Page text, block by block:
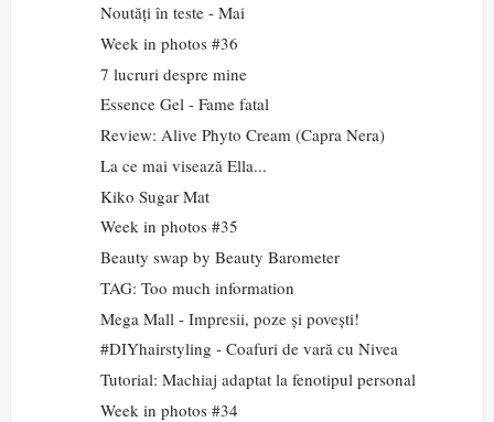
Noutăți în teste - Mai
Week in photos #36
7 lucruri despre mine
Essence Gel - Fame fatal
Review: Alive Phyto Cream (Capra Nera)
La ce mai visează Ella...
Kiko Sugar Mat
Week in photos #35
Beauty swap by Beauty Barometer
TAG: Too much information
Mega Mall - Impresii, poze și povești!
#DIYhairstyling - Coafuri de vară cu Nivea
Tutorial: Machiaj adaptat la fenotipul personal
Week in photos #34